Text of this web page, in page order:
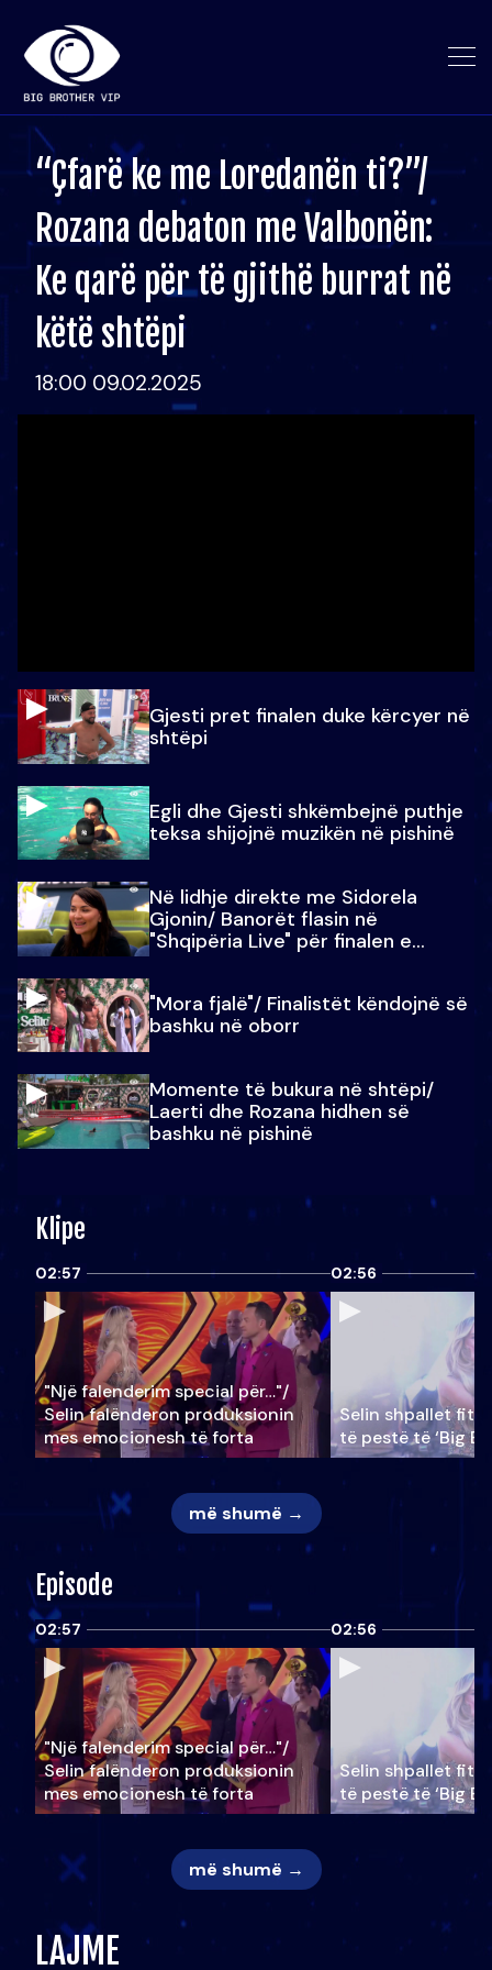
“Çfarë ke me Loredanën ti?”/
Rozana debaton me Valbonën:
Ke qarë për të gjithë burrat në
këtë shtëpi
18:00 09.02.2025
Gjesti pret finalen duke kërcyer në
shtëpi
Egli dhe Gjesti shkëmbejnë puthje
teksa shijojnë muzikën në pishinë
Në lidhje direkte me Sidorela
Gjonin/ Banorët flasin në
"Shqipëria Live" për finalen e
"Mora fjalë"/ Finalistët këndojnë së
bashku në oborr
Momente të bukura në shtëpi/
Laerti dhe Rozana hidhen së
bashku në pishinë
Klipe
02:57
"Një falenderim special për…"/
Selin falënderon produksionin
mes emocionesh të forta
02:56
Selin shpallet
të pestë të ‘Big
më shumë →
Episode
02:57
"Një falenderim special për…"/
Selin falënderon produksionin
mes emocionesh të forta
02:56
Selin shpallet
të pestë të ‘Big
më shumë →
LAJME